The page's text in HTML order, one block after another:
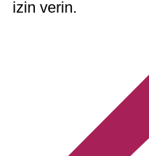
izin verin.